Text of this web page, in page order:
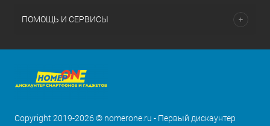
ПОМОЩЬ И СЕРВИСЫ
Copyright 2019-2026 © nomerone.ru - Первый дискаунтер